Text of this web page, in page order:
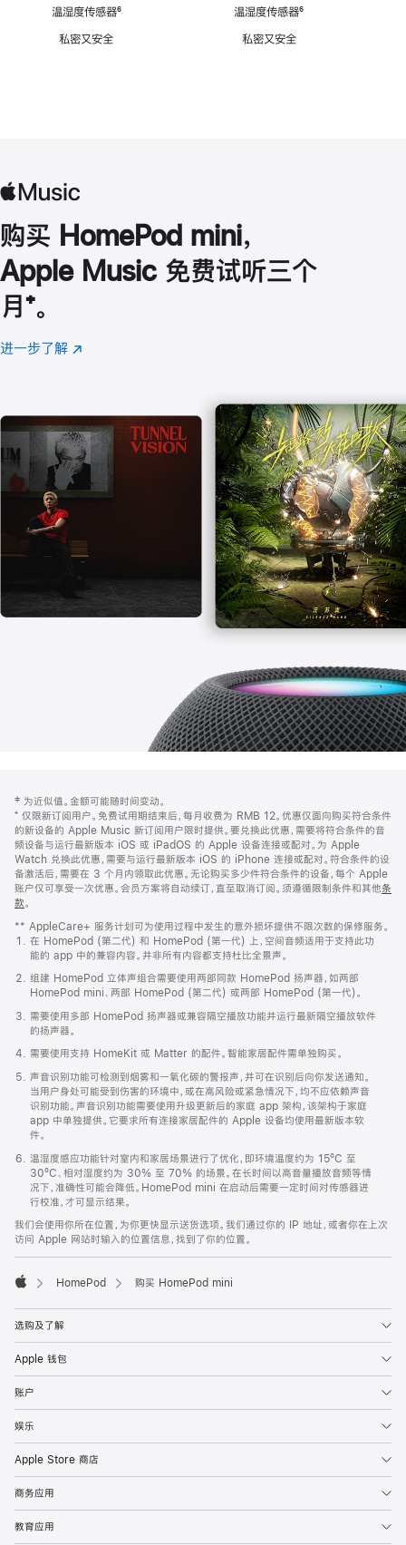
温湿度传感器脚
⁶
私密又安全
温湿度传感器脚
⁶
私密又安全
购买 HomePod mini，
Apple Music 免费试听三个
月 脚
注
⁺。
进一步了解 Apple
(在
口
中
打
开)
页
页
脚
注
‡ 为近似值。金额可能随时间变动。
⁺ 仅限新订阅用户。免费试用期结束后，每月收费为 RMB 12。优惠仅面向购买符合条件
的新设备的 Apple Music 新订阅用户限时提供。要兑换此优惠，需要将符合条件的音
频设备与运行最新版本 iOS 或 iPadOS 的 Apple 设备连接或配对。为 Apple
Watch 兑换此优惠，需要与运行最新版本 iOS 的 iPhone 连接或配对。符合条件的设
备激活后，需要在 3 个月内领取此优惠。无论购买多少件符合条件的设备，每个 Apple
账户仅可享受一次优惠。会员方案将自动续订，直至取消订阅。须遵循限制条件和其他条
款。
窗
口
中
打
开)
** AppleCare+ 服务计划可为使用过程中发生的意外损坏提供不限次数的保修服务。
在 HomePod (第二代) 和 HomePod (第一代) 上，空间音频适用于支持此功
能的 app 中的兼容内容。并非所有内容都支持杜比全景声。
组建 HomePod 立体声组合需要使用两部同款 HomePod 扬声器，如两部
HomePod mini、两部 HomePod (第二代) 或两部 HomePod (第一代)。
需要使用多部 HomePod 扬声器或兼容隔空播放功能并运行最新隔空播放软件
的扬声器。
需要使用支持 HomeKit 或 Matter 的配件。智能家居配件需单独购买。
声音识别功能可检测到烟雾和一氧化碳的警报声，并可在识别后向你发送通知。
当用户身处可能受到伤害的环境中，或在高风险或紧急情况下，均不应依赖声音
识别功能。声音识别功能需要使用升级更新后的家庭 app 架构，该架构于家庭
app 中单独提供。它要求所有连接家居配件的 Apple 设备均使用最新版本软
件。
温湿度感应功能针对室内和家居场景进行了优化，即环境温度约为 15ºC 至
30ºC、相对湿度约为 30% 至 70% 的场景。在长时间以高音量播放音频等情
况下，准确性可能会降低。HomePod mini 在启动后需要一定时间对传感器进
行校准，才可显示结果。
我们会使用你所在位置，为你更快显示送货选项。我们通过你的 IP 地址，或者你在上次
访问 Apple 网站时输入的位置信息，找到了你的位置。
HomePod 购买 HomePod mini
选购及了解
Apple 钱包
账户
娱乐
Apple Store 商店
商务应用
教育应用